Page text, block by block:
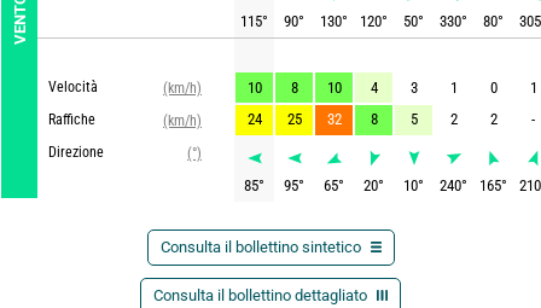
VENTO
Velocità
(km/h)
Raffiche
(km/h)
Direzione
(°)
115° 90° 130° 120° 50° 330° 80° 305
10 8 10 4 3 1 0
1
24
25 32 8 5 2 2 -
85° 95° 65° 20° 10° 240° 165° 210
Consulta il bollettino sintetico
Consulta il bollettino dettagliato